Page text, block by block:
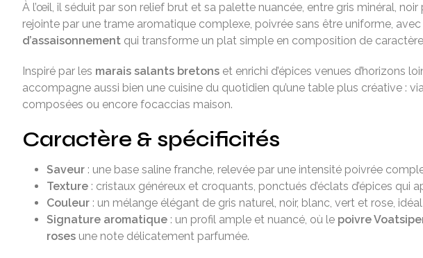
À l’œil, il séduit par son relief brut et sa palette nuancée, entre gris minéral,
rejointe par une trame aromatique complexe, poivrée sans être uniforme,
d’assaisonnement qui transforme un plat simple en composition de
Inspiré par les marais salants bretons et enrichi d’épices venues d’horizons
accompagne aussi bien une cuisine du quotidien qu’une table plus créative :
composées ou encore focaccias maison.
Caractère & spécificités
Saveur : une base saline franche, relevée par une intensité poivrée
Texture : cristaux généreux et croquants, ponctués d’éclats d’épices qui
Couleur : un mélange élégant de gris naturel, noir, blanc, vert et rose,
Signature aromatique : un profil ample et nuancé, où le poivre
roses une note délicatement parfumée.